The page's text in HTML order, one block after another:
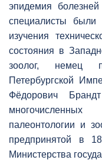
эпидемия
специалисты были
изучения
состояния в
зоолог, немец
Петербургской
Фёдорович
палеонтологии и
предпринятой в
Министерства